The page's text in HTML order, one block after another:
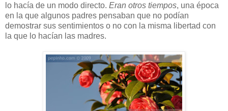
lo hacía de un modo directo. Eran otros tiempos, una época
en la que algunos padres pensaban que no podían
demostrar sus sentimientos o no con la misma libertad con
la que lo hacían las madres.